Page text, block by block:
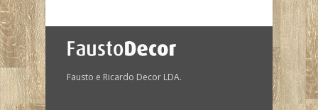
Fausto e Ricardo Decor LDA.